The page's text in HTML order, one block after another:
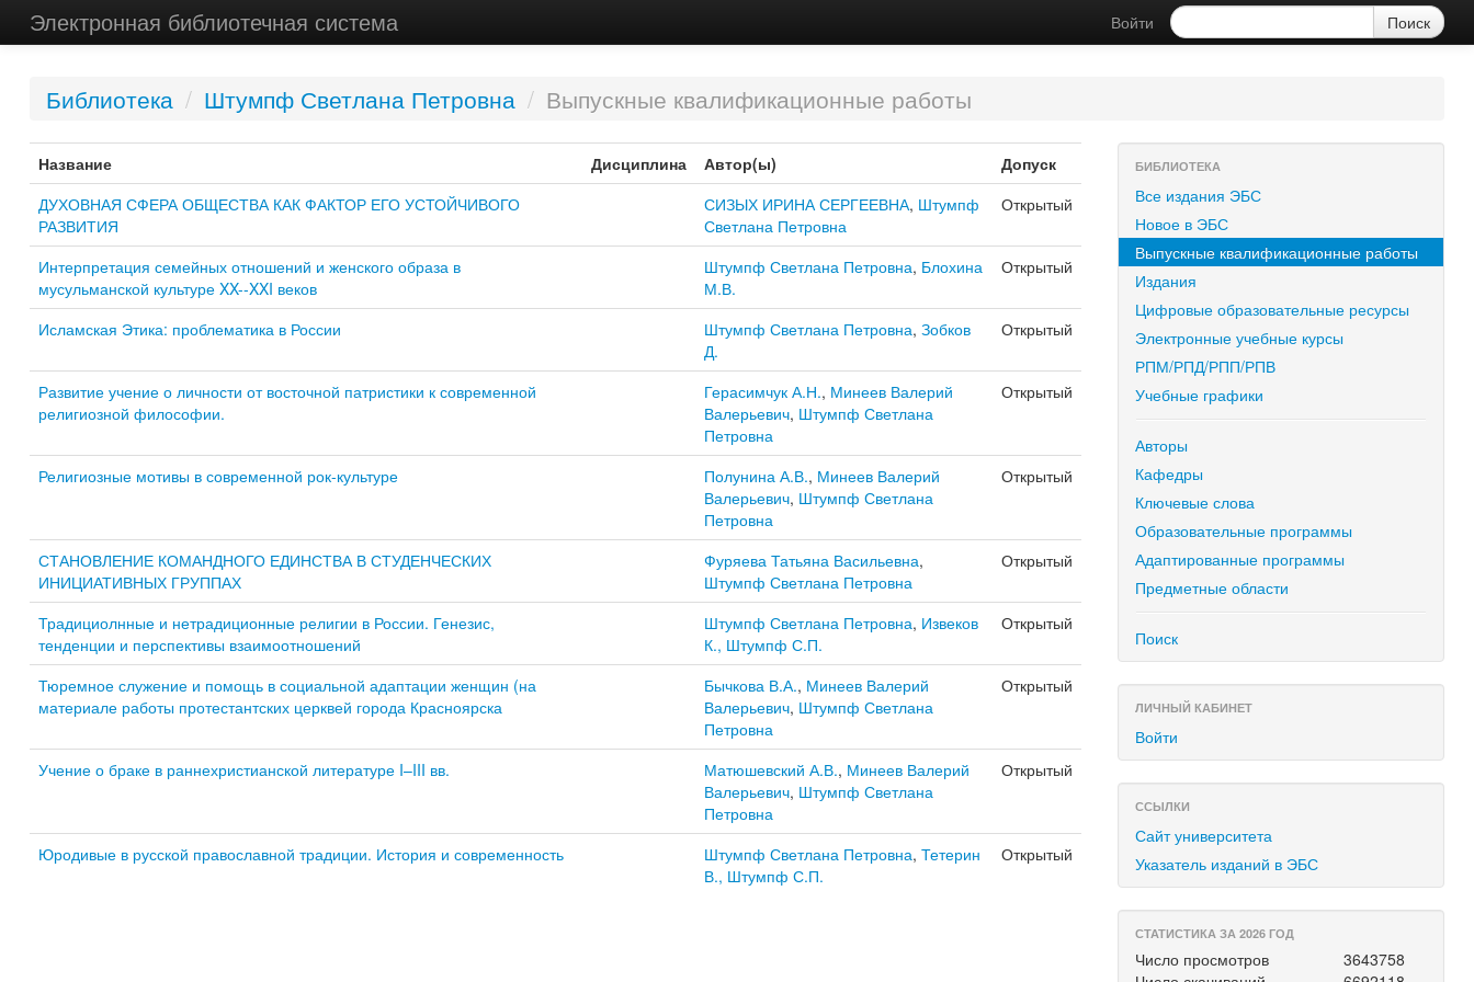
Электронная библиотечная система Войти
Библиотека / Штумпф Светлана Петровна / Выпускные квалификационные работы
Название Дисциплина Автор(ы)
Допуск
ДУХОВНАЯ СФЕРА ОБЩЕСТВА КАК ФАКТОР ЕГО УСТОЙЧИВОГО
РАЗВИТИЯ
СИЗЫХ ИРИНА СЕРГЕЕВНА, Штумпф
Светлана Петровна
Открытый
Интерпретация семейных отношений и женского образа в
мусульманской культуре XX--XXI веков
Штумпф Светлана Петровна, Блохина
М.В.
Открытый
Исламская Этика: проблематика в России Штумпф Светлана Петровна, Зобков
Д.
Открытый
Развитие учение о личности от восточной патристики к современной
религиозной философии.
Герасимчук А.Н., Минеев Валерий
Валерьевич, Штумпф Светлана
Петровна
Открытый
Религиозные мотивы в современной рок-культуре Полунина А.В., Минеев Валерий
Валерьевич, Штумпф Светлана
Петровна
Открытый
СТАНОВЛЕНИЕ КОМАНДНОГО ЕДИНСТВА В СТУДЕНЧЕСКИХ
ИНИЦИАТИВНЫХ ГРУППАХ
Фуряева Татьяна Васильевна,
Штумпф Светлана Петровна
Открытый
Традициолнные и нетрадиционные религии в России. Генезис,
тенденции и перспективы взаимоотношений
Штумпф Светлана Петровна, Извеков
К., Штумпф С.П.
Открытый
Тюремное служение и помощь в социальной адаптации женщин (на
материале работы протестантских церквей города Красноярска
Бычкова В.А., Минеев Валерий
Валерьевич, Штумпф Светлана
Петровна
Открытый
Учение о браке в раннехристианской литературе I–III вв. Матюшевский А.В., Минеев Валерий
Валерьевич, Штумпф Светлана
Петровна
Открытый
Юродивые в русской православной традиции. История и современность Штумпф Светлана Петровна, Тетерин
В., Штумпф С.П.
Открытый
БИБЛИОТЕКА
Все издания ЭБС
Новое в ЭБС
Выпускные квалификационные работы
Издания
Цифровые образовательные ресурсы
Электронные учебные курсы
РПМ/РПД/РПП/РПВ
Учебные графики
Авторы
Кафедры
Ключевые слова
Образовательные программы
Адаптированные программы
Предметные области
Поиск
ЛИЧНЫЙ КАБИНЕТ
Войти
ССЫЛКИ
Сайт университета
Указатель изданий в ЭБС
СТАТИСТИКА ЗА 2026 ГОД
Число просмотров
3643758